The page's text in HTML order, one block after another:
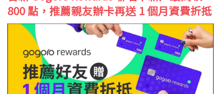
800 點，推薦親友辦卡再送 1 個月資費折抵